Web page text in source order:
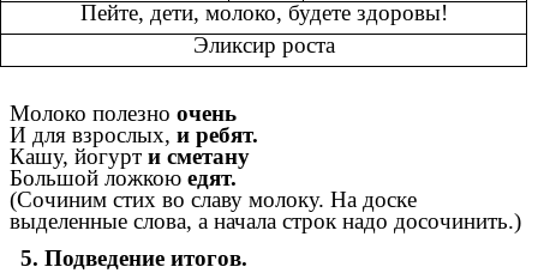
Пейте, дети, молоко, будете здоровы!
Эликсир роста
Молоко полезно очень
И для взрослых, и ребят.
Кашу, йогурт и сметану
Большой ложкою едят.
(Сочиним стих во славу молоку. На доске
выделенные слова, а начала строк надо досочинить.)
5. Подведение итогов.